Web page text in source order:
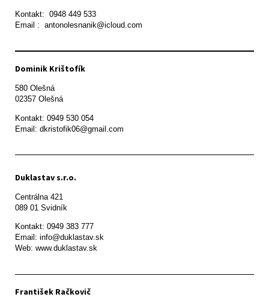
Kontakt:  0948 449 533
Email :  antonolesnanik@icloud.com
Dominik Krištofík
580 Olešná
Kontakt: 0949 530 054
Email: dkristofik06@gmail.com
Duklastav s.r.o.
Centrálna 421
089 01 Svidník
Kontakt: 0949 383 777
Email: info@duklastav.sk
Web: www.duklastav.sk
František Račkovič